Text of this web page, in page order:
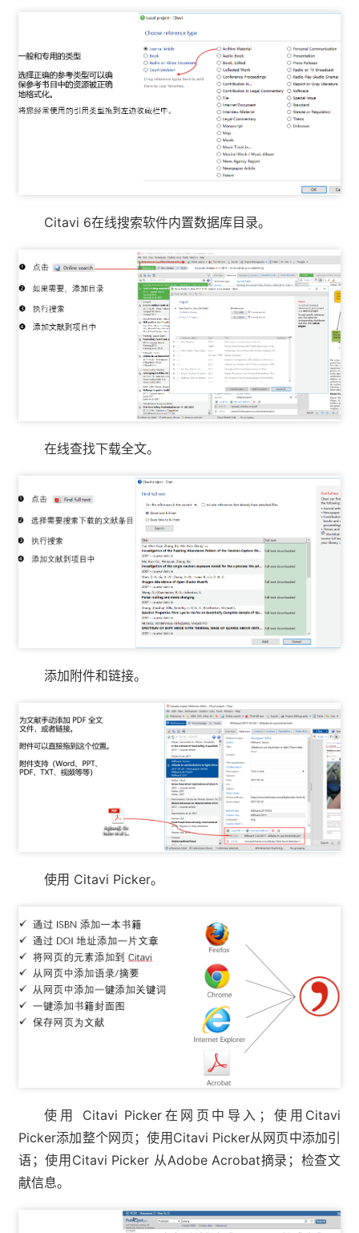
Citavi 6在线搜索软件内置数据库目录。
在线查找下载全文。
添加附件和链接。
使用 Citavi Picker。
使用 Citavi Picker在网页中导入；
使用Citavi
Picker添加整个网页；使用Citavi Picker从网页中添加引
语； 使用Citavi Picker 从Adobe Acrobat摘录； 检查文
献信息。